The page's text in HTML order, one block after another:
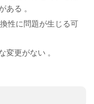
ある 。
性に問題が生じる可
変更がない 。